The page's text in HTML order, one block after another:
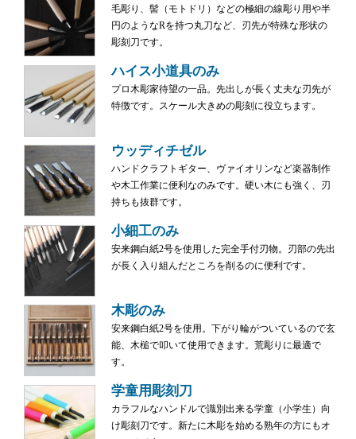
毛彫り、髻（モトドリ）などの極細の線彫り用や半
円のようなRを持つ丸刀など、刃先が特殊な形状の
彫刻刀です。
ハイス小道具のみ
プロ木彫家待望の一品。先出しが長く丈夫な刃先が
特徴です。スケール大きめの彫刻に役立ちます。
ウッディチゼル
ハンドクラフトギター、ヴァイオリンなど楽器制作
や木工作業に便利なのみです。硬い木にも強く、刃
持ちも抜群です。
小細工のみ
安来鋼白紙2号を使用した完全手付刃物。刃部の先出
が長く入り組んだところを削るのに便利です。
木彫のみ
安来鋼白紙2号を使用。下がり輪がついているので玄
能、木槌で叩いて使用できます。荒彫りに最適で
す。
学童用彫刻刀
カラフルなハンドルで識別出来る学童（小学生）向
け彫刻刀です。新たに木彫を始める熟年の方にもオ